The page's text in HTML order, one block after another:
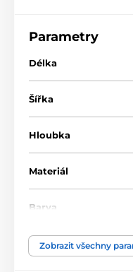
Parametry
Délka
Šířka
Hloubka
Materiál
Barva
Zobrazit všechny